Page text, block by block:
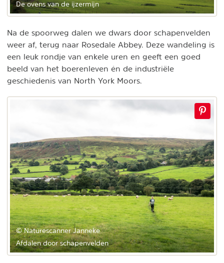
De ovens van de ijzermijn
Na de spoorweg dalen we dwars door schapenvelden
weer af, terug naar Rosedale Abbey. Deze wandeling is
een leuk rondje van enkele uren en geeft een goed
beeld van het boerenleven én de industriële
geschiedenis van North York Moors.
© Naturescanner Janneke
Afdalen door schapenvelden